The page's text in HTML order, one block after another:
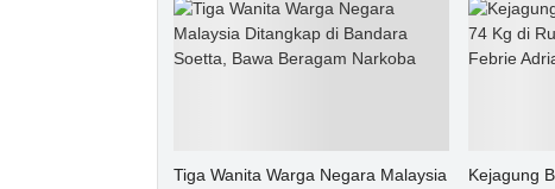
Tiga Wanita Warga Negara Malaysia
Kejagung